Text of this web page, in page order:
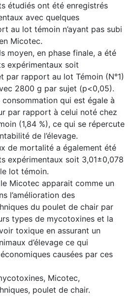
étudiés ont été enregistrés
avec quelques
au lot témoin n’ayant pas subi
Micotec.
moyen, en phase finale, a été
expérimentaux soit
par rapport au lot Témoin (N°1)
2800 g par sujet (p<0,05).
consommation qui est égale à
par rapport à celui noté chez
(1,84 %), ce qui se répercute
de l’élevage.
de mortalité a également été
expérimentaux soit 3,01±0,078
lot témoin.
le Micotec apparait comme un
l’amélioration des
du poulet de chair par
types de mycotoxines et la
toxique en assurant un
d’élevage ce qui
causées par ces
Micotec,
poulet de chair.